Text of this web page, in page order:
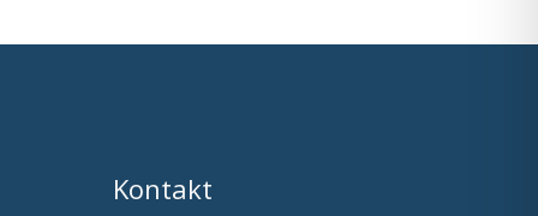
Kontakt